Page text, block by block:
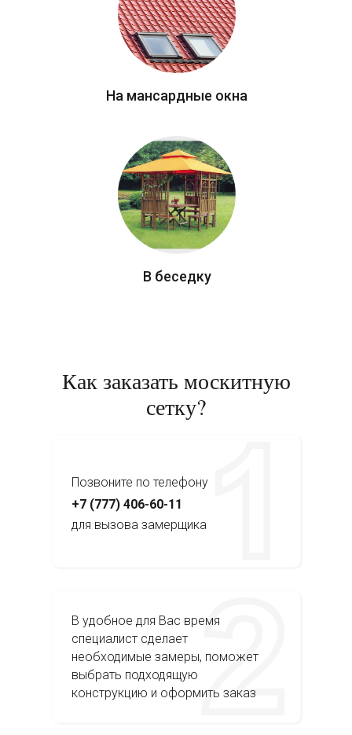
В беседку
На мансардные окна
Как заказать москитную
сетку?
Позвоните по телефону
В удобное для Вас время
специалист сделает
необходимые замеры, поможет
выбрать подходящую
конструкцию и оформить заказ
+7 (777) 406-60-11
для вызова замерщика